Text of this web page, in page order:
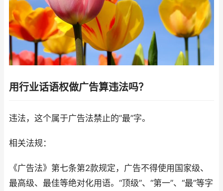
用行业话语权做广告算违法吗？
违法，这个属于广告法禁止的”最”字。
相关法规：
《广告法》第七条第2款规定，广告不得使用国家级、
最高级、最佳等绝对化用语。“顶级”、“第一”、“最”等字